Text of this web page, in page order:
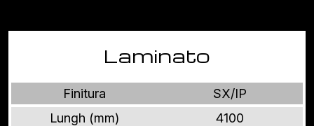
Laminato
Finitura
SX/IP
Lungh (mm)
4100